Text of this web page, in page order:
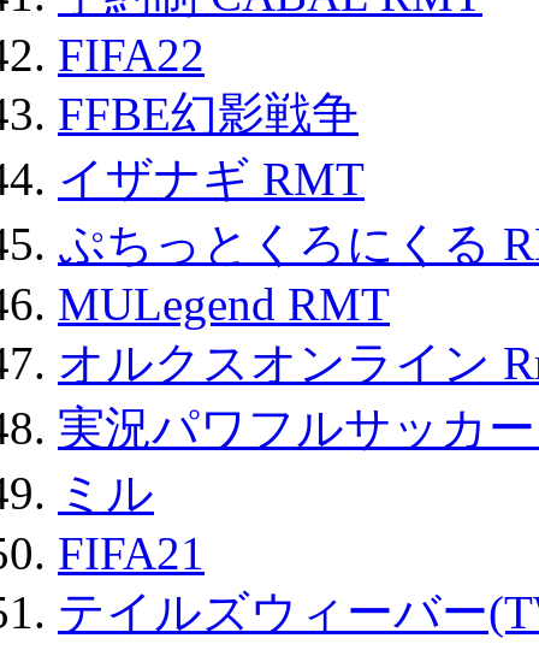
FIFA22
FFBE幻影戦争
イザナギ RMT
ぷちっとくろにくる
MULegend RMT
オルクスオンライン
実況パワフルサッカ
ミル
FIFA21
テイルズウィーバー